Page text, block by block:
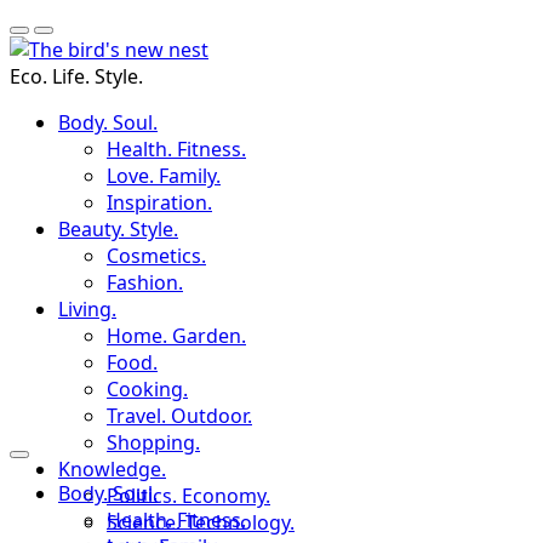
Eco. Life. Style.
Body. Soul.
Health. Fitness.
Love. Family.
Inspiration.
Beauty. Style.
Cosmetics.
Fashion.
Living.
Home. Garden.
Food.
Cooking.
Travel. Outdoor.
Shopping.
Knowledge.
Politics. Economy.
Science. Technology.
Body. Soul.
Health. Fitness.